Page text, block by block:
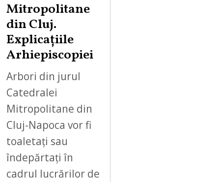
Mitropolitane
din Cluj.
Explicațiile
Arhiepiscopiei
Arbori din jurul
Catedralei
Mitropolitane din
Cluj-Napoca vor fi
toaletați sau
îndepărtați în
cadrul lucrărilor de